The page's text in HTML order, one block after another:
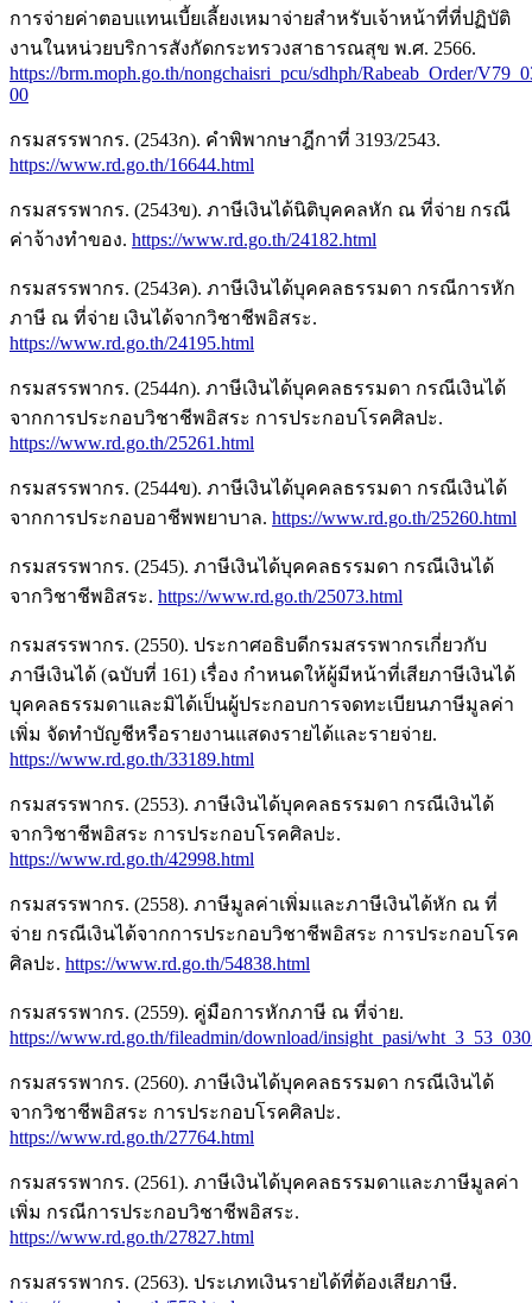
การจ่ายค่าตอบแทนเบี้ยเลี้ยงเหมาจ่ายสำหรับเจ้าหน้าที่ที่ปฏิบัติ
งานในหน่วยบริการสังกัดกระทรวงสาธารณสุข พ.ศ. 2566.
https://brm.moph.go.th/nongchaisri_pcu/sdhph/Rabeab_Order/
00
กรมสรรพากร. (2543ก). คำพิพากษาฎีกาที่ 3193/2543.
https://www.rd.go.th/16644.html
กรมสรรพากร. (2543ข). ภาษีเงินได้นิติบุคคลหัก ณ ที่จ่าย กรณี
ค่าจ้างทำของ. https://www.rd.go.th/24182.html
กรมสรรพากร. (2543ค). ภาษีเงินได้บุคคลธรรมดา กรณีการหัก
ภาษี ณ ที่จ่าย เงินได้จากวิชาชีพอิสระ.
https://www.rd.go.th/24195.html
กรมสรรพากร. (2544ก). ภาษีเงินได้บุคคลธรรมดา กรณีเงินได้
จากการประกอบวิชาชีพอิสระ การประกอบโรคศิลปะ.
https://www.rd.go.th/25261.html
กรมสรรพากร. (2544ข). ภาษีเงินได้บุคคลธรรมดา กรณีเงินได้
จากการประกอบอาชีพพยาบาล. https://www.rd.go.th/25260.html
กรมสรรพากร. (2545). ภาษีเงินได้บุคคลธรรมดา กรณีเงินได้
จากวิชาชีพอิสระ. https://www.rd.go.th/25073.html
กรมสรรพากร. (2550). ประกาศอธิบดีกรมสรรพากรเกี่ยวกับ
ภาษีเงินได้ (ฉบับที่ 161) เรื่อง กำหนดให้ผู้มีหน้าที่เสียภาษีเงินได้
บุคคลธรรมดาและมิได้เป็นผู้ประกอบการจดทะเบียนภาษีมูลค่า
เพิ่ม จัดทำบัญชีหรือรายงานแสดงรายได้และรายจ่าย.
https://www.rd.go.th/33189.html
กรมสรรพากร. (2553). ภาษีเงินได้บุคคลธรรมดา กรณีเงินได้
จากวิชาชีพอิสระ การประกอบโรคศิลปะ.
https://www.rd.go.th/42998.html
กรมสรรพากร. (2558). ภาษีมูลค่าเพิ่มและภาษีเงินได้หัก ณ ที่
จ่าย กรณีเงินได้จากการประกอบวิชาชีพอิสระ การประกอบโรค
ศิลปะ. https://www.rd.go.th/54838.html
กรมสรรพากร. (2559). คู่มือการหักภาษี ณ ที่จ่าย.
https://www.rd.go.th/fileadmin/download/insight_pasi/
กรมสรรพากร. (2560). ภาษีเงินได้บุคคลธรรมดา กรณีเงินได้
จากวิชาชีพอิสระ การประกอบโรคศิลปะ.
https://www.rd.go.th/27764.html
กรมสรรพากร. (2561). ภาษีเงินได้บุคคลธรรมดาและภาษีมูลค่า
เพิ่ม กรณีการประกอบวิชาชีพอิสระ.
https://www.rd.go.th/27827.html
กรมสรรพากร. (2563). ประเภทเงินรายได้ที่ต้องเสียภาษี.